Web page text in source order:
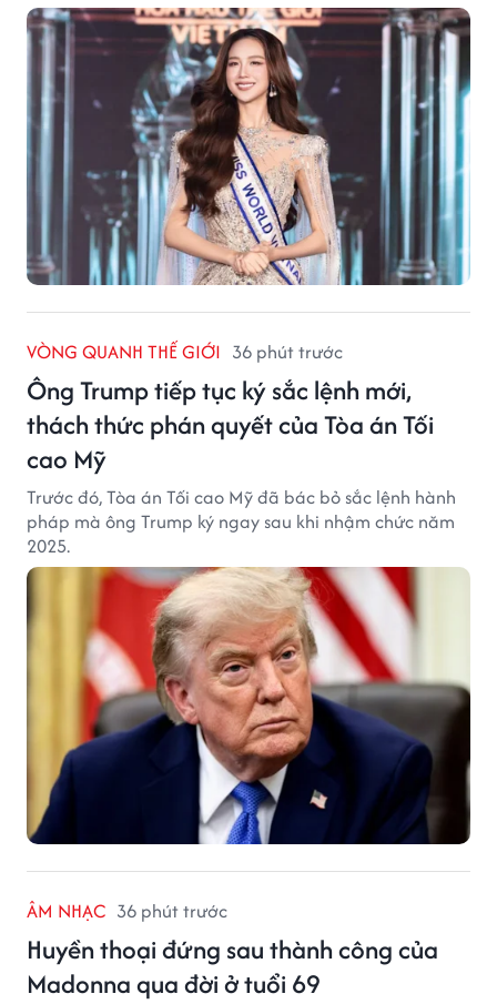
VÒNG QUANH THẾ GIỚI 36 phút trước
Ông Trump tiếp tục ký sắc lệnh mới,
thách thức phán quyết của Tòa án Tối
cao Mỹ
Trước đó, Tòa án Tối cao Mỹ đã bác bỏ sắc lệnh hành
pháp mà ông Trump ký ngay sau khi nhậm chức năm
2025.
ÂM NHẠC 36 phút trước
Huyền thoại đứng sau thành công của
Madonna qua đời ở tuổi 69